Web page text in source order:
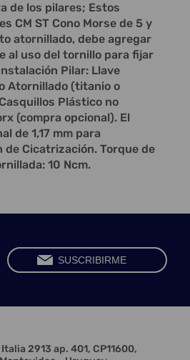
de los pilares; Estos
CM ST Cono Morse de 5 y
atornillado, debe agregar
al uso del tornillo para fijar
Pilar: Llave
Atornillado (titanio o
Plástico no
(compra opcional). El
de 1,17 mm para
de Cicatrización. Torque de
10 Ncm.
2913 ap. 401, CP11600,